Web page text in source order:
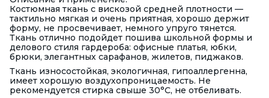
Костюмная ткань с вискозой средней плотности —
тактильно мягкая и очень приятная, хорошо держит
форму, не просвечивает, немного упруго тянется.
Ткань отлично подойдет пошива школьной формы и
делового стиля гардероба: офисные платья, юбки,
брюки, элегантных сарафанов, жилетов, пиджаков.
Ткань износостойкая, экологичная, гипоаллергенна,
имеет хорошую воздухопроницаемость. Не
рекомендуется стирка свыше 30°С, не отбеливать.